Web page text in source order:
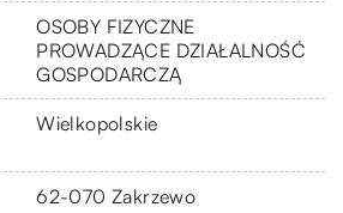
OSOBY FIZYCZNE
PROWADZĄCE DZIAŁALNOŚĆ
GOSPODARCZĄ
Wielkopolskie
62-070 Zakrzewo